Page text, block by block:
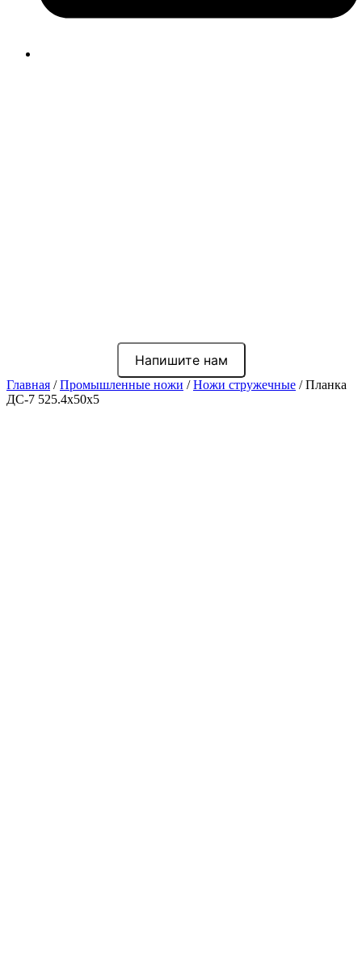
Напишите нам
Главная /Промышленные ножи /Ножи стружечные / Планка
ДС-7 525.4x50x5